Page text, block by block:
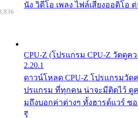
นัง วิดีโอ เพลง ไฟล์เสียงออดิโอ ต่
CPU-Z (โปรแกรม CPU-Z วัดดูค
2.20.1
ดาวน์โหลด CPU-Z โปรแกรมวัด
ปรแกรม ที่ทุกคน น่าจะมีติดไว้ ดูค
มถึงบอกค่าต่างๆ ทั้งฮารด์แวร์ ซ
รี